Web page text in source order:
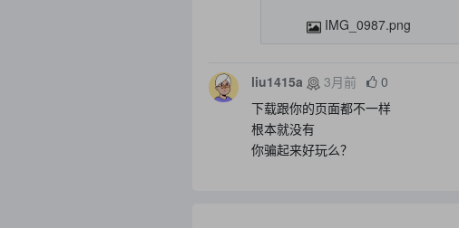
IMG_0987.png
liu1415a 3月前
0
下载跟你的页面都不一样
根本就没有
你骗起来好玩么？